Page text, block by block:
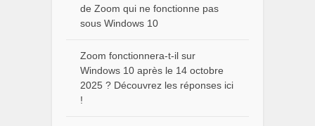
de Zoom qui ne fonctionne pas
sous Windows 10
Zoom fonctionnera-t-il sur
Windows 10 après le 14 octobre
2025 ? Découvrez les réponses ici
!